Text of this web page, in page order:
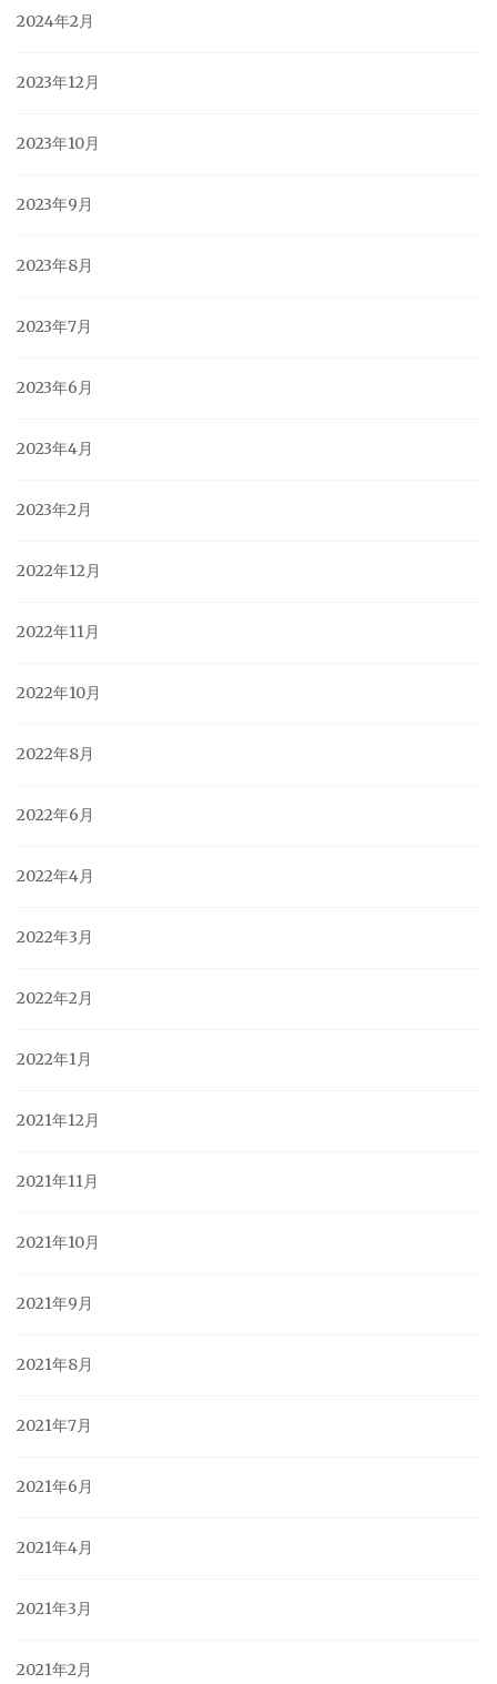
2024年2月
2023年12月
2023年10月
2023年9月
2023年8月
2023年7月
2023年6月
2023年4月
2023年2月
2022年12月
2022年11月
2022年10月
2022年8月
2022年6月
2022年4月
2022年3月
2022年2月
2022年1月
2021年12月
2021年11月
2021年10月
2021年9月
2021年8月
2021年7月
2021年6月
2021年4月
2021年3月
2021年2月